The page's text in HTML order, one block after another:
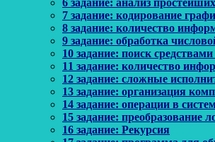
6 задание: анализ
7 задание: кодирование
8 задание: количество
9 задание: обработка
10 задание: поиск
11 задание: количество
12 задание: сложные
13 задание: организация
14 задание: операции в
15 задание: преобразование
16 задание: Рекурсия